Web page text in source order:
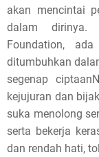
akan mencintai
dalam dirinya.
Foundation,
ditumbuhkan
segenap
kejujuran dan
suka menolong
serta bekerja
dan rendah hati,